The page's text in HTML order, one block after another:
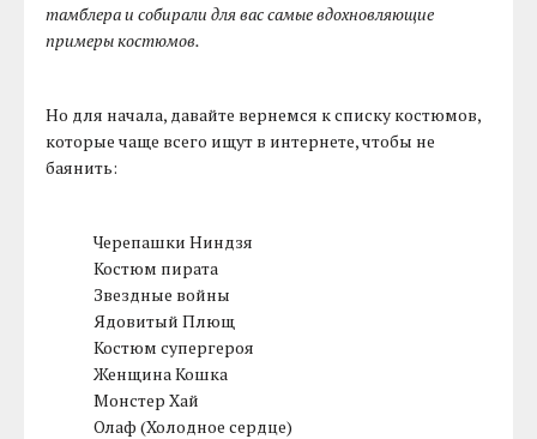
тамблера и собирали для вас самые вдохновляющие
примеры костюмов.
Но для начала, давайте вернемся к списку костюмов,
которые чаще всего ищут в интернете, чтобы не
баянить:
Черепашки Ниндзя
Костюм пирата
Звездные войны
Ядовитый Плющ
Костюм супергероя
Женщина Кошка
Монстер Хай
Олаф (Холодное сердце)